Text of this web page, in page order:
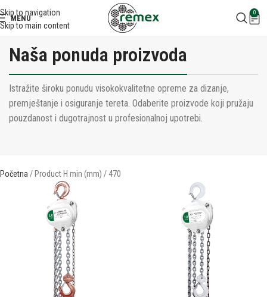
Skip to navigation
Skip to main content
MENU
0
Naša ponuda proizvoda
Istražite široku ponudu visokokvalitetne opreme za dizanje,
premještanje i osiguranje tereta. Odaberite proizvode koji pružaju
pouzdanost i dugotrajnost u profesionalnoj upotrebi.
Početna Product H min (mm) 470